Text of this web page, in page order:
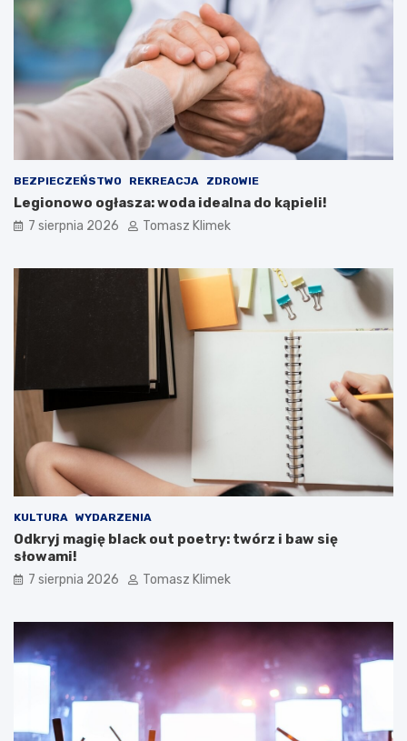
BEZPIECZEŃSTWO REKREACJA ZDROWIE
Legionowo ogłasza: woda idealna do kąpieli!
7 sierpnia 2026 Tomasz Klimek
KULTURA WYDARZENIA
Odkryj magię black out poetry: twórz i baw się
słowami!
7 sierpnia 2026 Tomasz Klimek